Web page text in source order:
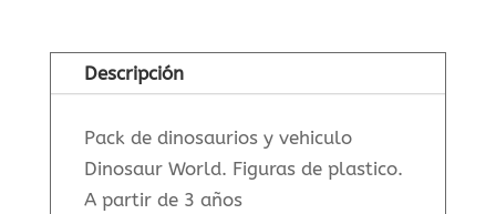
Dinosur
cantidad
Descripción
Pack de dinosaurios y vehiculo
Dinosaur World. Figuras de plastico.
A partir de 3 años